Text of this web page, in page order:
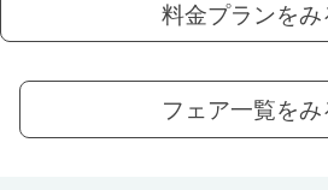
料金プランをみ
フェア一覧をみ